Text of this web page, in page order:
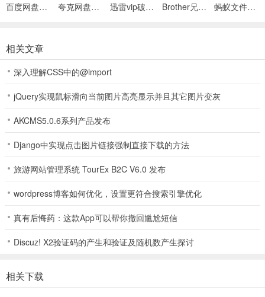
百度网盘绿色免安装Pc电脑版 夸克网盘官方正式版 迅雷vip破解版永久会员2024版 Brother兄弟 MFC-8480DN多功能一体机ISIS驱动 蚂蚁文件（数据恢复大师）
相关文章
深入理解CSS中的@import
jQuery实现鼠标滑向当前图片高亮显示并且其它图片变灰
AKCMS5.0.6系列产品发布
Django中实现点击图片链接强制直接下载的方法
旅游网站管理系统 TourEx B2C V6.0 发布
wordpress博客如何优化，设置更符合搜索引擎优化
真有后悔药：这款App可以帮你撤回尴尬短信
Discuz! X2验证码的产生和验证及随机数产生探讨
相关下载